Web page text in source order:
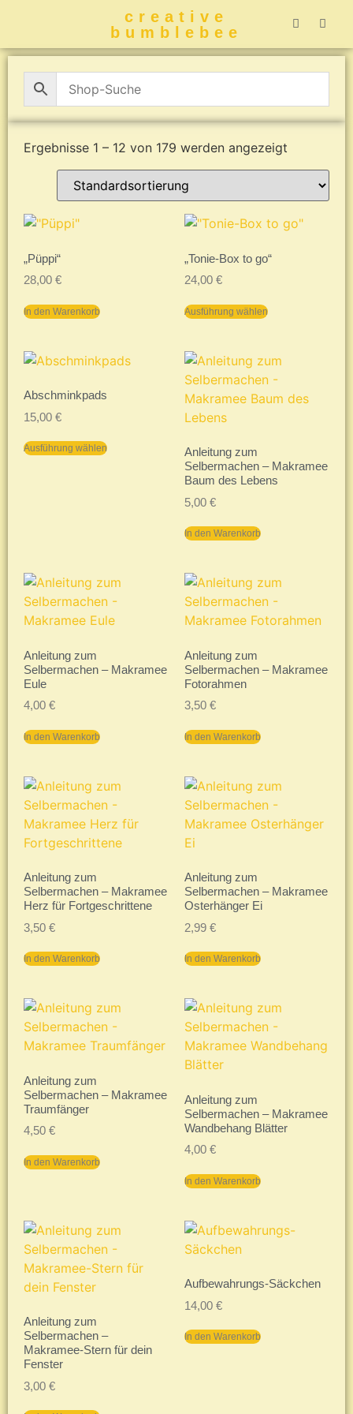
creative
bumblebee
Ergebnisse 1 – 12 von 179 werden angezeigt
„Püppi“
28,00 €
In den Warenkorb
„Tonie-Box to go“
24,00 €
Ausführung wählen
Abschminkpads
15,00 €
Ausführung wählen
Anleitung zum
Selbermachen – Makramee
Baum des Lebens
5,00 €
In den Warenkorb
Anleitung zum
Selbermachen – Makramee
Eule
4,00 €
In den Warenkorb
Anleitung zum
Selbermachen – Makramee
Fotorahmen
3,50 €
In den Warenkorb
Anleitung zum
Selbermachen – Makramee
Herz für Fortgeschrittene
3,50 €
In den Warenkorb
Anleitung zum
Selbermachen – Makramee
Osterhänger Ei
2,99 €
In den Warenkorb
Anleitung zum
Selbermachen – Makramee
Traumfänger
4,50 €
In den Warenkorb
Anleitung zum
Selbermachen – Makramee
Wandbehang Blätter
4,00 €
In den Warenkorb
Anleitung zum
Selbermachen –
Makramee-Stern für dein
Fenster
3,00 €
Aufbewahrungs-Säckchen
14,00 €
In den Warenkorb